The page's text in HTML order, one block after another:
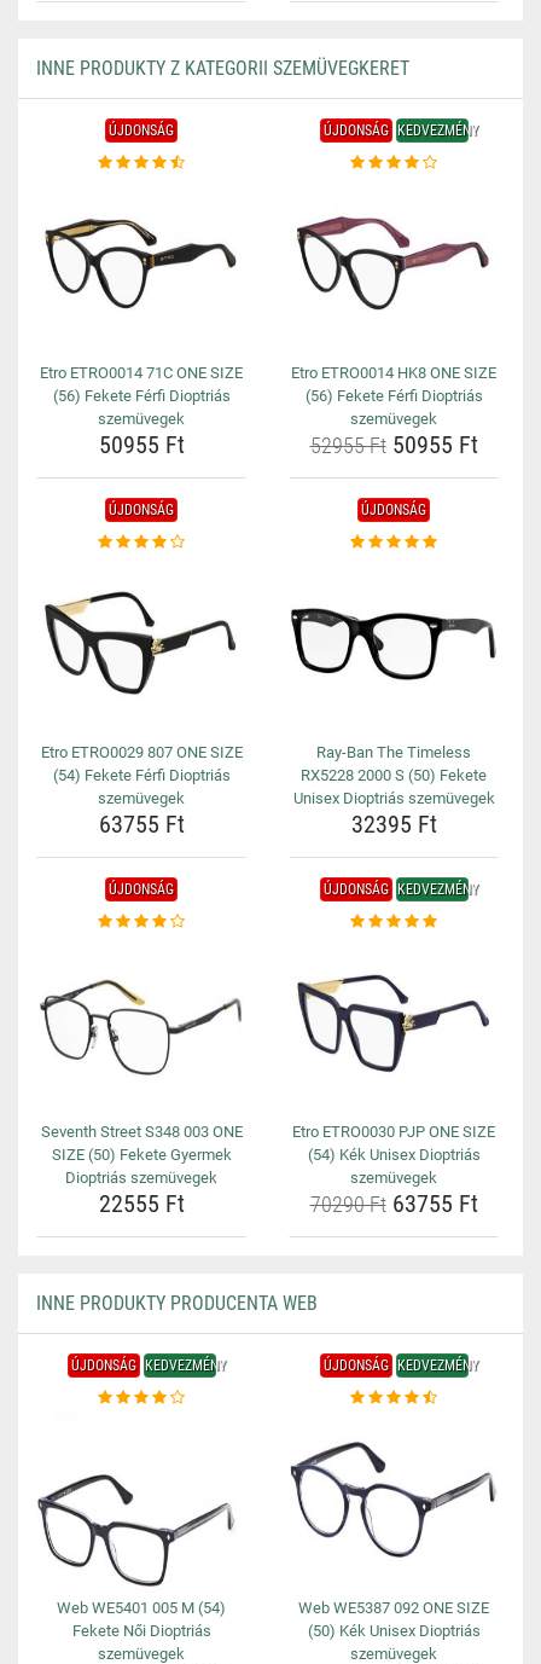
INNE PRODUKTY Z KATEGORII SZEMÜVEGKERET
ÚJDONSÁG
Etro ETRO0014 71C ONE SIZE
(56) Fekete Férfi Dioptriás
szemüvegek
50955 Ft
ÚJDONSÁG KEDVEZMÉNY
Etro ETRO0014 HK8 ONE SIZE
(56) Fekete Férfi Dioptriás
szemüvegek
52955 Ft50955 Ft
ÚJDONSÁG
Etro ETRO0029 807 ONE SIZE
(54) Fekete Férfi Dioptriás
szemüvegek
63755 Ft
ÚJDONSÁG
Ray-Ban The Timeless
RX5228 2000 S (50) Fekete
Unisex Dioptriás szemüvegek
32395 Ft
ÚJDONSÁG
Seventh Street S348 003 ONE
SIZE (50) Fekete Gyermek
Dioptriás szemüvegek
22555 Ft
ÚJDONSÁG KEDVEZMÉNY
Etro ETRO0030 PJP ONE SIZE
(54) Kék Unisex Dioptriás
szemüvegek
70290 Ft63755 Ft
INNE PRODUKTY PRODUCENTA WEB
ÚJDONSÁG KEDVEZMÉNY
Web WE5401 005 M (54)
Fekete Női Dioptriás
szemüvegek
ÚJDONSÁG KEDVEZMÉNY
Web WE5387 092 ONE SIZE
(50) Kék Unisex Dioptriás
szemüvegek